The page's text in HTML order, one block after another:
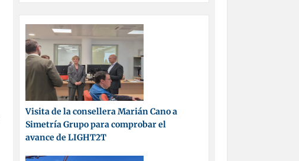
Visita de la consellera Marián Cano a
Simetría Grupo para comprobar el
avance de LIGHT2T